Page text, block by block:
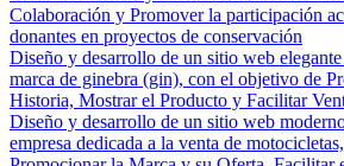
Colaboración y Promover la participación
donantes en proyectos de conservación
Diseño y desarrollo de un sitio web
marca de ginebra (gin), con el objetivo de
Historia, Mostrar el Producto y Facilitar
Diseño y desarrollo de un sitio web
empresa dedicada a la venta de